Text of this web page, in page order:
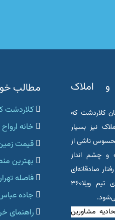
املاک
کلاردشت که
نیز بسیار
ناشی از
و چشم انداز
صادقانه‌ای
است که در بین اعضای تیم ویلا۳۶۰
\ کد ۲۷۹ اتحادیه مشاورین
مطالب
کلاردشت
خانه
قیمت
بهترین
فاصله
جاده
راهنمای